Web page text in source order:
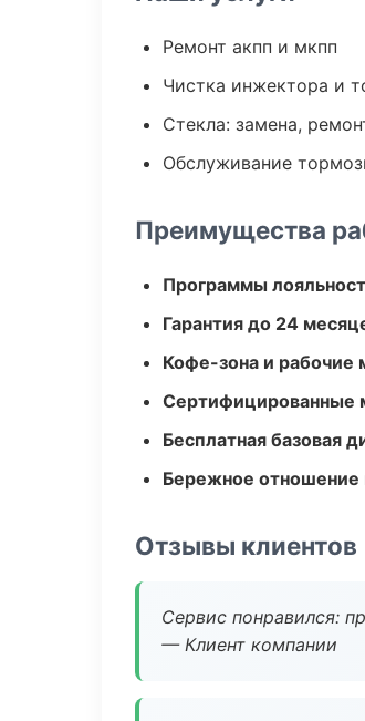
Ремонт акпп и мкпп
Чистка инжектора и
Стекла: замена,
Обслуживание
Преимущества
Программы
Гарантия до 24
Кофе-зона и рабочие
Сертифицированные
Бесплатная базовая
Бережное отношение
Отзывы клиентов
Сервис понравился:
— Клиент компании